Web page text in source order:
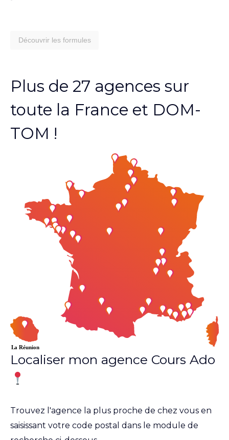
Découvrir les formules
Plus de 27 agences sur
toute la France et DOM-
TOM !
Localiser mon agence Cours Ado
Trouvez l'agence la plus proche de chez vous en
saisissant votre code postal dans le module de